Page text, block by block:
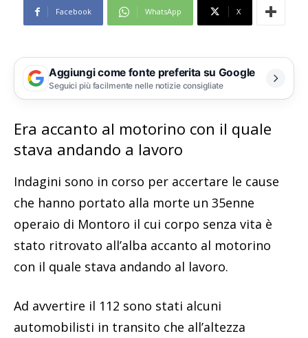
Facebook WhatsApp X
Aggiungi come fonte preferita su Google
Seguici più facilmente nelle notizie consigliate
Era accanto al motorino con il quale
stava andando a lavoro
Indagini sono in corso per accertare le cause
che hanno portato alla morte un 35enne
operaio di Montoro il cui corpo senza vita è
stato ritrovato all’alba accanto al motorino
con il quale stava andando al lavoro.
Ad avvertire il 112 sono stati alcuni
automobilisti in transito che all’altezza